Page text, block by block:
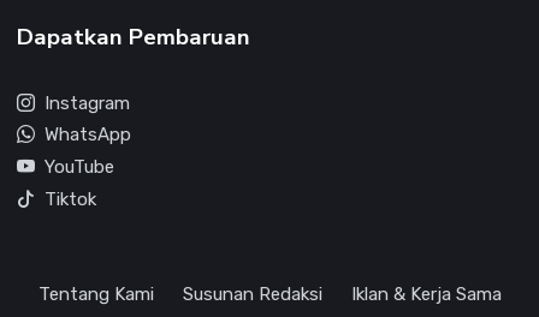
Dapatkan Pembaruan
Instagram
WhatsApp
YouTube
Tiktok
Tentang Kami Susunan Redaksi
Iklan & Kerja Sama